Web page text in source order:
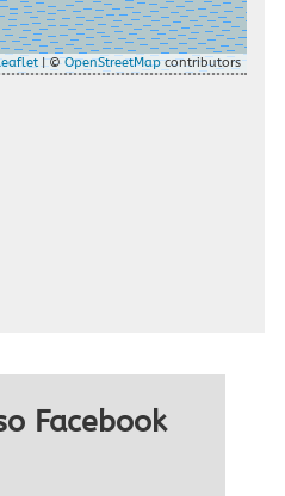
| ©OpenStreetMapcontributors
Facebook